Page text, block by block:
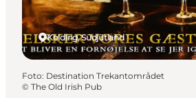
Kolding, Südjütland
Foto: Destination Trekantområdet
© The Old Irish Pub